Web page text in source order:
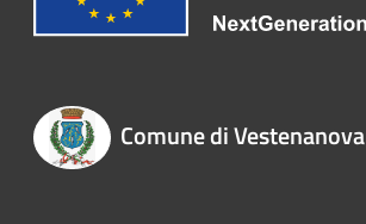
Comune di Vestenanova